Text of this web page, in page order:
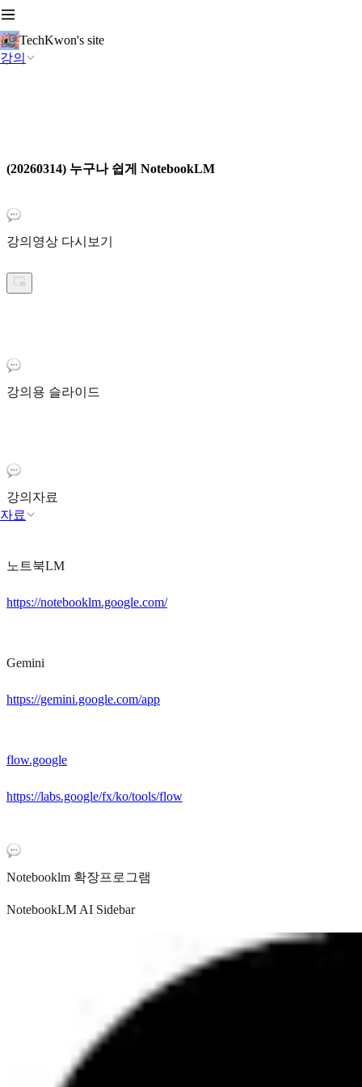
TechKwon's site
강의
자료
(20260314) 누구나 쉽게 NotebookLM
강의영상 다시보기
강의용 슬라이드
강의자료
노트북LM
https://notebooklm.google.com/
Gemini
https://gemini.google.com/app
flow.google
https://labs.google/fx/ko/tools/flow
Notebooklm 확장프로그램
NotebookLM AI Sidebar